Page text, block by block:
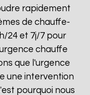
rapidement
de chauffe-
24 et 7j/7 pour
chauffe
que l'urgence
une intervention
pourquoi nous